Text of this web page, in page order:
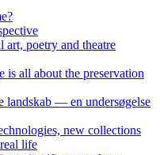
art, poetry and theatre
is all about the preservation
landskab — en undersøgelse
new collections
life